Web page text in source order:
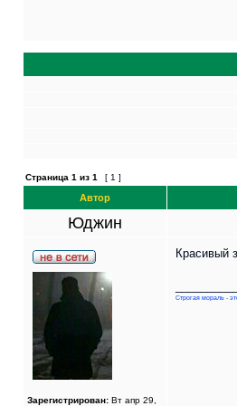
Страница 1 из 1 [ 1 ]
Автор
Юджин
Зарегистрирован: Вт апр 29,
Красивый
Строгая мораль -